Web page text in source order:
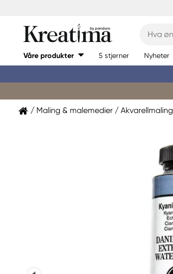
Våre produkter 5 stjerner Nyheter
Maling & malemedier Akvarellmaling